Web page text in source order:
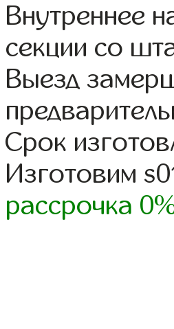
Внутреннее
секции со
Выезд
Срок
Изготовим
рассрочка